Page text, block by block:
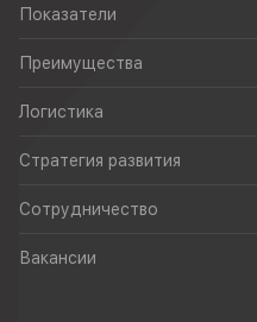
Показатели
Преимущества
Логистика
Стратегия развития
Сотрудничество
Вакансии